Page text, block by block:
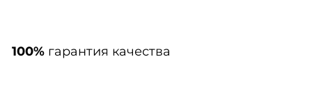
100%гарантия качества